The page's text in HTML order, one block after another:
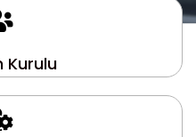
Kurulu